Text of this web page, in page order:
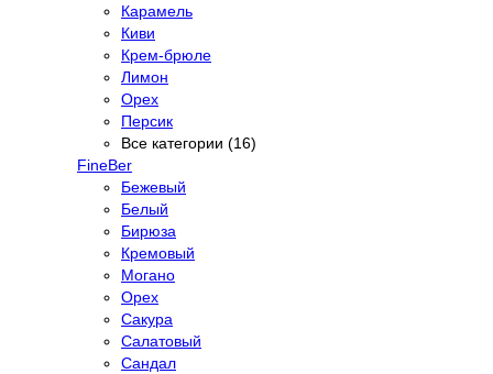
Карамель
Киви
Крем-брюле
Лимон
Орех
Персик
Все категории (16)
FineBer
Бежевый
Белый
Бирюза
Кремовый
Могано
Орех
Сакура
Салатовый
Сандал